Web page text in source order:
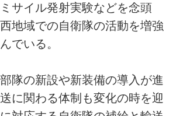
サイル発射実験などを念頭
地域での自衛隊の活動を増強
でいる。
隊の新設や新装備の導入が進
に関わる体制も変化の時を迎